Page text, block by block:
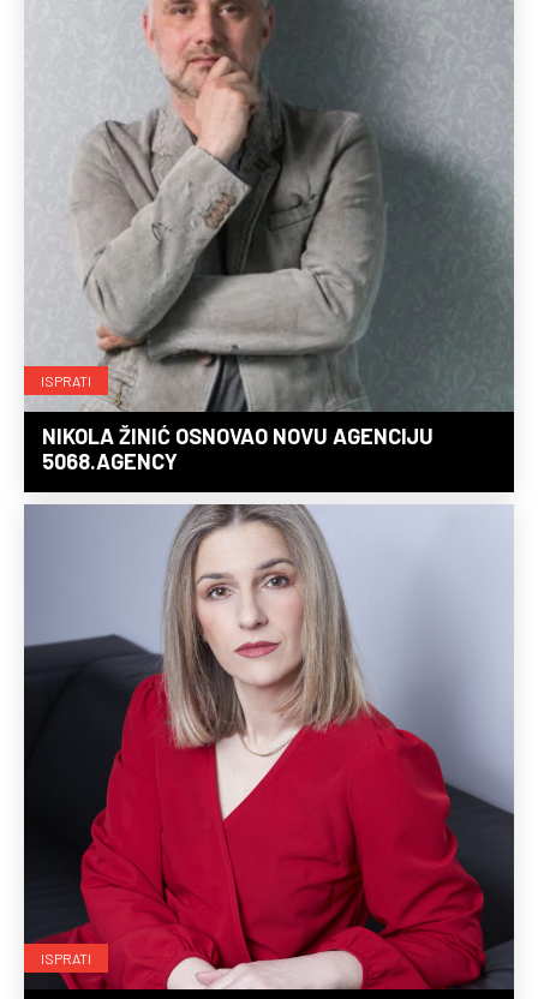
ISPRATI
NIKOLA ŽINIĆ OSNOVAO NOVU AGENCIJU
5068.AGENCY
ISPRATI